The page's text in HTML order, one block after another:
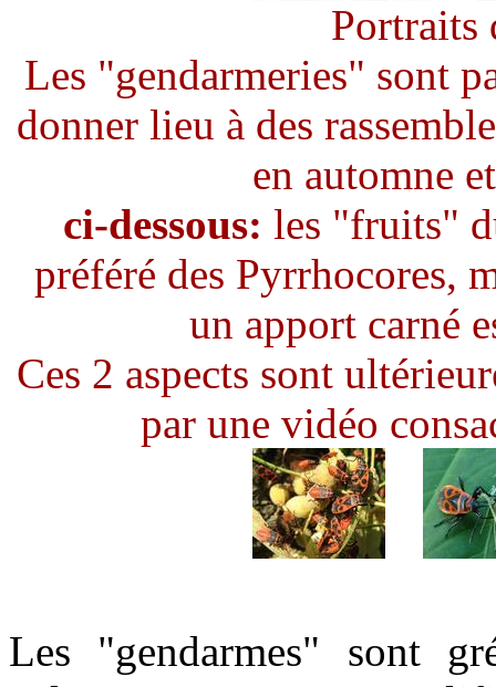
Portraits
Les "gendarmeries" sont
donner lieu à des
en automne
ci-dessous: les "fruits"
préféré des Pyrrhocores,
un apport carné
Ces 2 aspects sont
par une vidéo
Les "gendarmes" sont